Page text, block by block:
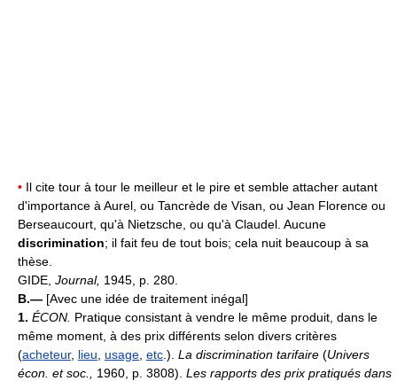
• Il cite tour à tour le meilleur et le pire et semble attacher autant
d'importance à Aurel, ou Tancrède de Visan, ou Jean Florence ou
Berseaucourt, qu'à Nietzsche, ou qu'à Claudel. Aucune
discrimination; il fait feu de tout bois; cela nuit beaucoup à sa
thèse.
GIDE, Journal, 1945, p. 280.
B.— [Avec une idée de traitement inégal]
1. ÉCON. Pratique consistant à vendre le même produit, dans le
même moment, à des prix différents selon divers critères
(acheteur, lieu usage etc .). La discrimination tarifaire (Univers
écon. et soc., 1960, p. 3808). Les rapports des prix pratiqués dans